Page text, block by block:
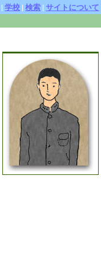
| 学校 | 検索 | サイトについて